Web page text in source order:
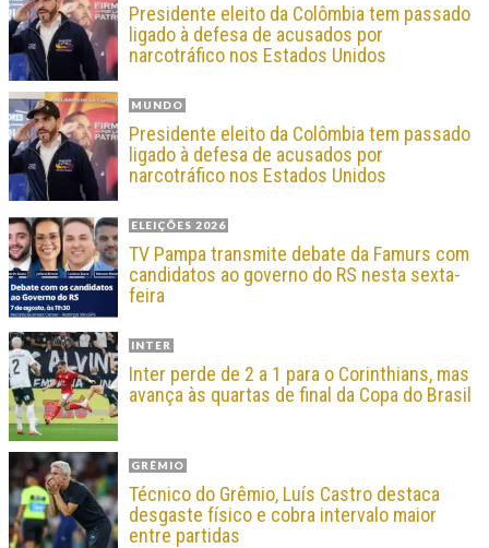
Presidente eleito da Colômbia tem passado
ligado à defesa de acusados por
narcotráfico nos Estados Unidos
MUNDO
Presidente eleito da Colômbia tem passado
ligado à defesa de acusados por
narcotráfico nos Estados Unidos
ELEIÇÕES 2026
TV Pampa transmite debate da Famurs com
candidatos ao governo do RS nesta sexta-
feira
INTER
Inter perde de 2 a 1 para o Corinthians, mas
avança às quartas de final da Copa do Brasil
GRÊMIO
Técnico do Grêmio, Luís Castro destaca
desgaste físico e cobra intervalo maior
entre partidas